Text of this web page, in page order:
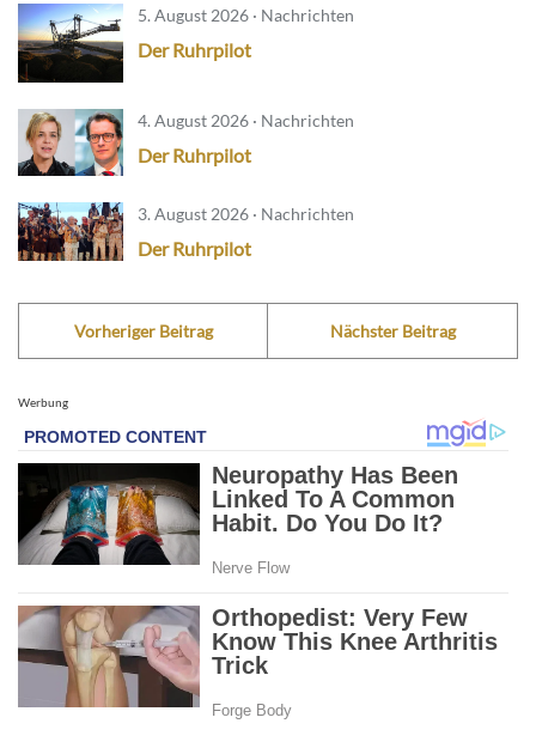
5. August 2026 · Nachrichten
Der Ruhrpilot
4. August 2026 · Nachrichten
Der Ruhrpilot
3. August 2026 · Nachrichten
Der Ruhrpilot
Vorheriger Beitrag Nächster Beitrag
Werbung